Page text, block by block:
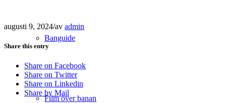
Banguide
Film över banan
augusti 9, 2024/av admin
Share this entry
Share on Facebook
Share on Twitter
Share on Linkedin
Share by Mail